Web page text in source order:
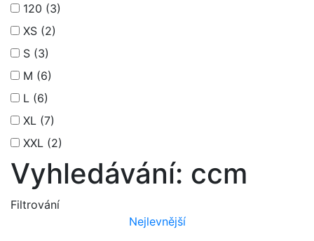
120 (3)
XS (2)
S (3)
M (6)
L (6)
XL (7)
XXL (2)
Vyhledávání: ccm
Filtrování
Nejlevnější